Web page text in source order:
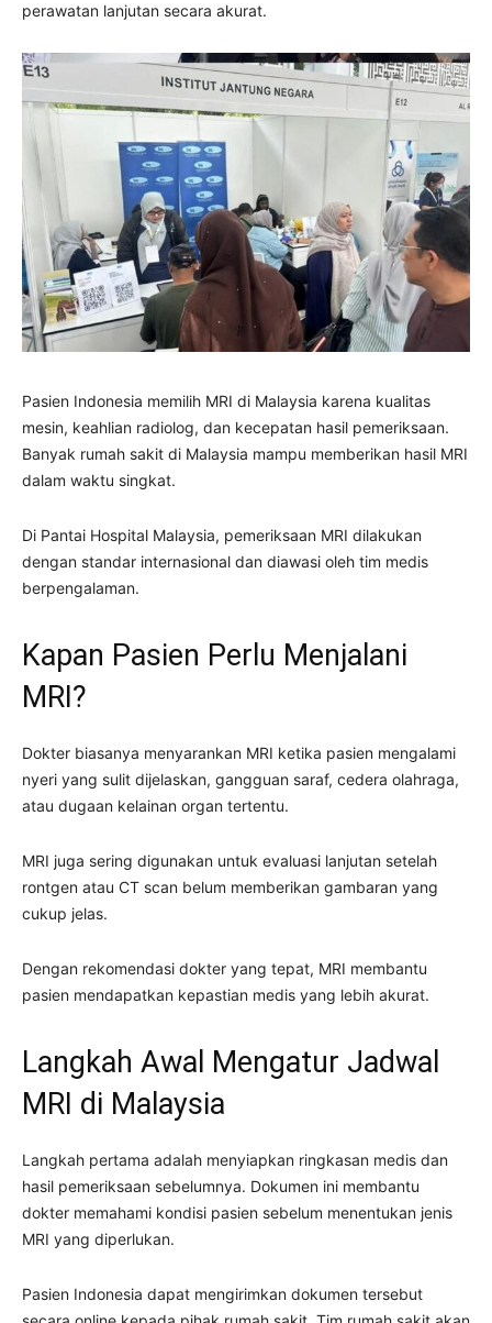
perawatan lanjutan secara akurat.
Pasien Indonesia memilih MRI di Malaysia karena kualitas
mesin, keahlian radiolog, dan kecepatan hasil pemeriksaan.
Banyak rumah sakit di Malaysia mampu memberikan hasil MRI
dalam waktu singkat.
Di Pantai Hospital Malaysia, pemeriksaan MRI dilakukan
dengan standar internasional dan diawasi oleh tim medis
berpengalaman.
Kapan Pasien Perlu Menjalani
MRI?
Dokter biasanya menyarankan MRI ketika pasien mengalami
nyeri yang sulit dijelaskan, gangguan saraf, cedera olahraga,
atau dugaan kelainan organ tertentu.
MRI juga sering digunakan untuk evaluasi lanjutan setelah
rontgen atau CT scan belum memberikan gambaran yang
cukup jelas.
Dengan rekomendasi dokter yang tepat, MRI membantu
pasien mendapatkan kepastian medis yang lebih akurat.
Langkah Awal Mengatur Jadwal
MRI di Malaysia
Langkah pertama adalah menyiapkan ringkasan medis dan
hasil pemeriksaan sebelumnya. Dokumen ini membantu
dokter memahami kondisi pasien sebelum menentukan jenis
MRI yang diperlukan.
Pasien Indonesia dapat mengirimkan dokumen tersebut